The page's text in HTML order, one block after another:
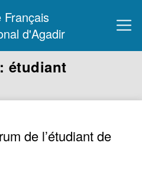
Français
d'Agadir
étudiant
de l’étudiant de